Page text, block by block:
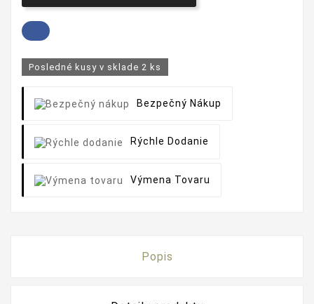
Posledné kusy v sklade 2 ks
Bezpečný Nákup
Rýchle Dodanie
Výmena Tovaru
Popis